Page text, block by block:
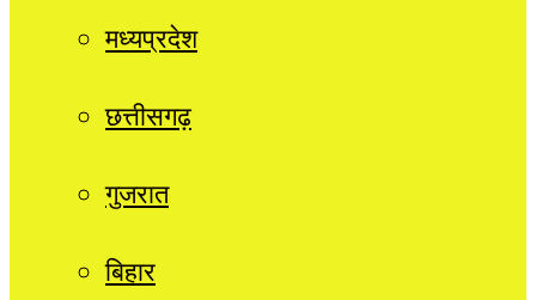
मध्यप्रदेश
छत्तीसगढ़
गुजरात
बिहार